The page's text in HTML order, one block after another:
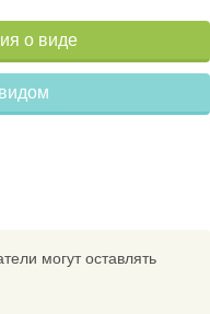
о виде
могут оставлять